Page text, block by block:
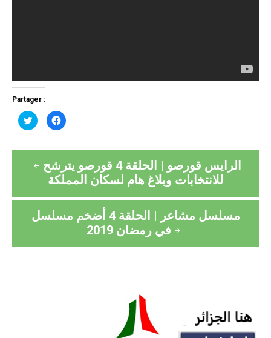
Partager :
Cliquez
pour
partager
Twitter(ouvre
une
nouvelle
fenêtre)
Cliquez
pour
Facebook(ouvre
une
nouvelle
fenêtre)
Navigation
l’article
الرايس قورصو | الحلقة 4 قورصو يترشح
للانتخابات وبلاغ هام لسكان المملكة
مسلسل مشاعر | الحلقة 4 أضخم مسلسل
في رمضان 2019